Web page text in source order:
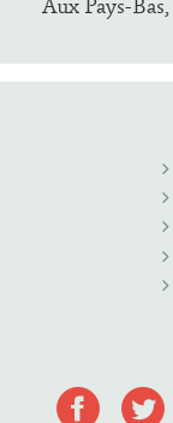
Aux Pays-